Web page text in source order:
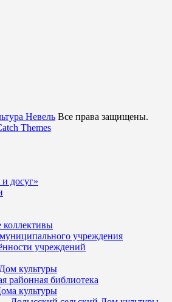
Невель Все права защищены.
Themes
досуг»
коллективы
учреждения
учреждений
культуры
районная библиотека
культуры